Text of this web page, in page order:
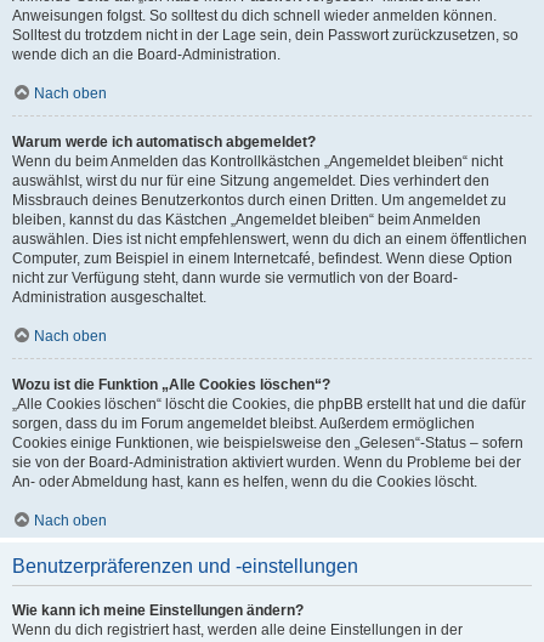
Anweisungen folgst. So solltest du dich schnell wieder anmelden können.
Solltest du trotzdem nicht in der Lage sein, dein Passwort zurückzusetzen, so
wende dich an die Board-Administration.
Nach oben
Warum werde ich automatisch abgemeldet?
Wenn du beim Anmelden das Kontrollkästchen „Angemeldet bleiben“ nicht
auswählst, wirst du nur für eine Sitzung angemeldet. Dies verhindert den
Missbrauch deines Benutzerkontos durch einen Dritten. Um angemeldet zu
bleiben, kannst du das Kästchen „Angemeldet bleiben“ beim Anmelden
auswählen. Dies ist nicht empfehlenswert, wenn du dich an einem öffentlichen
Computer, zum Beispiel in einem Internetcafé, befindest. Wenn diese Option
nicht zur Verfügung steht, dann wurde sie vermutlich von der Board-
Administration ausgeschaltet.
Nach oben
Wozu ist die Funktion „Alle Cookies löschen“?
„Alle Cookies löschen“ löscht die Cookies, die phpBB erstellt hat und die dafür
sorgen, dass du im Forum angemeldet bleibst. Außerdem ermöglichen
Cookies einige Funktionen, wie beispielsweise den „Gelesen“-Status – sofern
sie von der Board-Administration aktiviert wurden. Wenn du Probleme bei der
An- oder Abmeldung hast, kann es helfen, wenn du die Cookies löscht.
Nach oben
Benutzerpräferenzen und -einstellungen
Wie kann ich meine Einstellungen ändern?
Wenn du dich registriert hast, werden alle deine Einstellungen in der